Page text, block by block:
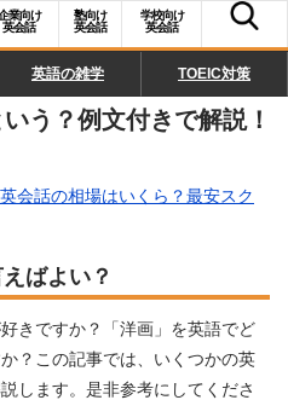
業向け
英会話
塾向け
英会話
学校向け
英会話
英語の雑学 TOEIC対策
う？例文付きで解説！
会話の相場はいくら？最安スク
ばよい？
きですか？「洋画」を英語でど
？この記事では、いくつかの英
します。是非参考にしてくださ